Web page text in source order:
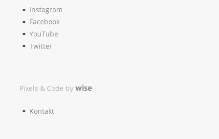
Instagram
Facebook
YouTube
Twitter
Pixels & Code by
Kontakt